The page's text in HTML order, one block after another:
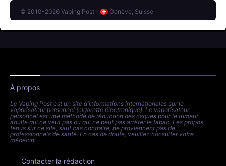
© 2010-2026 Vaping Post - Genève, Suisse
À propos
Le Vaping Post est un site d'informations internationales sur le
vaporisateur personnel (cigarette électronique). Le vaporisateur
personnel est une méthode de réduction des risques pour le fumeur
adulte qui ne veut pas ou qui ne peut pas arrêter le tabac. Les propos
tenus sur ce site, sauf cas contraire, ne proviennent pas de
professionnels de santé. En cas de doute, veuillez consulter votre
médecin.
Contacter la rédaction